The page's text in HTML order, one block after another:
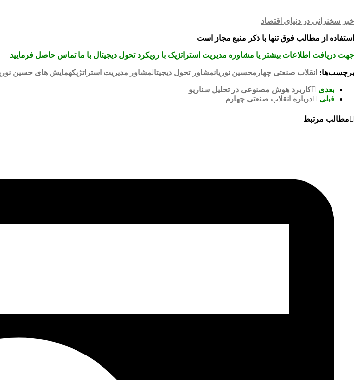
خبر سخنرانی در دنیای اقتصاد
استفاده از مطالب فوق تنها با ذکر منبع مجاز است
جهت دریافت اطلاعات بیشتر یا مشاوره مدیریت استراتژیک با رویکرد تحول دیجیتال با ما تماس حاصل فرمایید
برچسب‌ها: انقلاب صنعتی چهارمحسین نوریانمشاور تحول دیجیتالمشاور مدیریت استراتژیکهمایش های حسین
بعدی
کاربرد هوش مصنوعی در تحلیل سناریو
قبلی
درباره انقلاب صنعتی چهارم
مطالب مرتبط